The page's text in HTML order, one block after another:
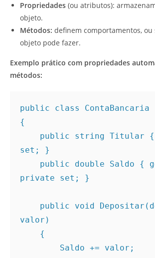
Propriedades (ou atributos):
objeto.
Métodos: definem comportamentos, ou
objeto pode fazer.
Exemplo prático com propriedades
métodos:
public class ContaBancaria
{
set; }
private set; }
valor)
    {
        Saldo += valor;